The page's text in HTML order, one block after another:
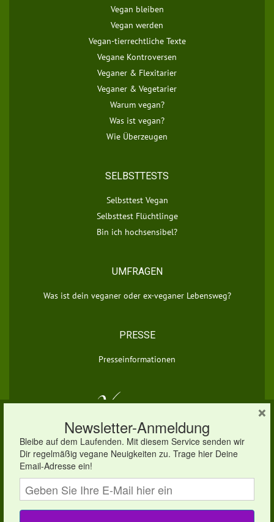
Vegan bleiben
Vegan werden
Vegan-tierrechtliche Texte
Vegane Kontroversen
Veganer & Flexitarier
Veganer & Vegetarier
Warum vegan?
Was ist vegan?
Wie Überzeugen
SELBSTTESTS
Selbsttest Vegan
Selbsttest Flüchtlinge
Bin ich hochsensibel?
UMFRAGEN
Was ist dein veganer oder ex-veganer Lebensweg?
PRESSE
Presseinformationen
© 2026 vegan.eu | Dein veganes Infoportal
Um unsere Webseite für Sie optimal zu gestalten und
×